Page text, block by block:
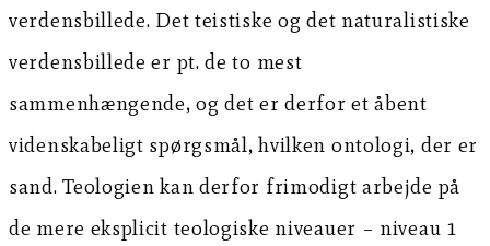
verdensbillede. Det teistiske og det naturalistiske
verdensbillede er pt. de to mest
sammenhængende, og det er derfor et åbent
videnskabeligt spørgsmål, hvilken ontologi, der er
sand. Teologien kan derfor frimodigt arbejde på
de mere eksplicit teologiske niveauer – niveau 1